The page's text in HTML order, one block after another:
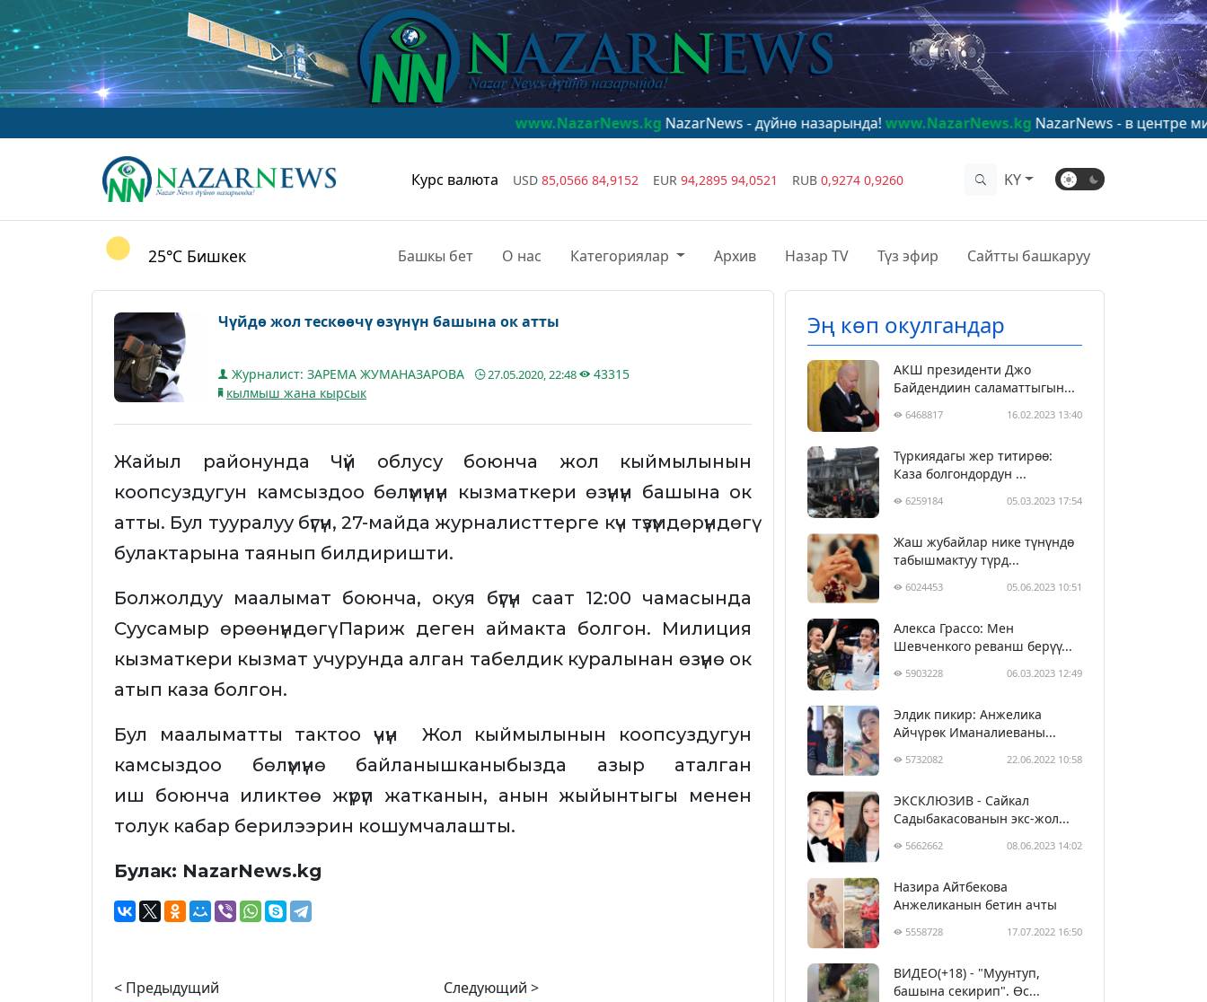
www.NazarNews.kgNazarNews - дүйнө назарында!www.NazarNews.kgNazarNews - в центре мирового
Курс валюта USD 85,0566 84,9152 EUR 94,2895 94,0521 RUB 0,9274 0,9260 KY
25°C Бишкек Башкы бет О нас Категориялар Архив Назар TV Түз эфир Сайтты башкаруу
Чүйдө жол тескөөчү өзүнүн башына ок атты
Журналист: ЗАРЕМА ЖУМАНАЗАРОВА 27.05.2020, 22:48
43315
кылмыш жана кырсык
Жайыл районунда Чүй облусу боюнча жол кыймылынын
коопсуздугун камсыздоо бөлүмүнүн кызматкери өзүнүн башына ок
атты. Бул тууралуу бүгүн, 27-майда журналисттерге күч түзүмдөрүндөгү
булактарына таянып билдиришти.
Болжолдуу маалымат боюнча, окуя бүгүн саат 12:00 чамасында
Суусамыр өрөөнүндөгү Париж деген аймакта болгон. Милиция
кызматкери кызмат учурунда алган табелдик куралынан өзүнө ок
атып каза болгон.
Бул маалыматты тактоо үчүн Жол кыймылынын коопсуздугун
камсыздоо бөлүмүнө байланышканыбызда азыр аталган
иш боюнча иликтөө жүрүп жатканын, анын жыйынтыгы менен
толук кабар берилээрин кошумчалашты.
Булак: NazarNews.kg
< Предыдущий
Следующий >
Эң көп окулгандар
АКШ президенти Джо
Байдендиин саламаттыгын...
6468817 16.02.2023 13:40
Түркиядагы жер титирөө:
Каза болгондордун ...
6259184 05.03.2023 17:54
Жаш жубайлар нике түнүндө
табышмактуу түрд...
6024453 05.06.2023 10:51
Алекса Грассо: Мен
Шевченкого реванш берүү...
5903228 06.03.2023 12:49
Элдик пикир: Анжелика
Айчүрөк Иманалиеваны...
5732082 22.06.2022 10:58
ЭКСКЛЮЗИВ - Сайкал
Садыбакасованын экс-жол...
5662662 08.06.2023 14:02
Назира Айтбекова
Анжеликанын бетин ачты
5558728 17.07.2022 16:50
ВИДЕО(+18) - "Муунтуп,
башына секирип". Өс...